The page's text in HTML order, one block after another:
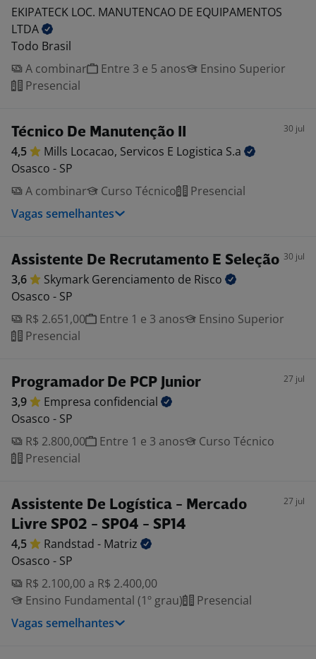
EKIPATECK LOC. MANUTENCAO DE EQUIPAMENTOS
LTDA
Todo Brasil
A combinar
Entre 3 e 5 anos
Ensino Superior
Presencial
Técnico De Manutenção II 30 jul
4,5 Mills Locacao, Servicos E Logistica S.a
Osasco - SP
A combinar
Curso Técnico
Presencial
Vagas semelhantes
Assistente De Recrutamento E Seleção 30 jul
3,6 Skymark Gerenciamento de Risco
Osasco - SP
R$ 2.651,00
Entre 1 e 3 anos
Ensino Superior
Presencial
Programador De PCP Junior 27 jul
3,9 Empresa confidencial
Osasco - SP
R$ 2.800,00
Entre 1 e 3 anos
Curso Técnico
Presencial
Assistente De Logística - Mercado
Livre SP02 - SP04 - SP14
27 jul
4,5 Randstad - Matriz
Osasco - SP
R$ 2.100,00 a R$ 2.400,00
Ensino Fundamental (1º grau)
Presencial
Vagas semelhantes